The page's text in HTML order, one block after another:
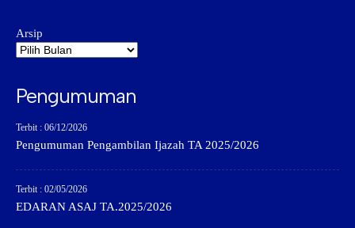
Arsip
Pengumuman
Terbit : 06/12/2026
Pengumuman Pengambilan Ijazah TA 2025/2026
Terbit : 02/05/2026
EDARAN ASAJ TA.2025/2026